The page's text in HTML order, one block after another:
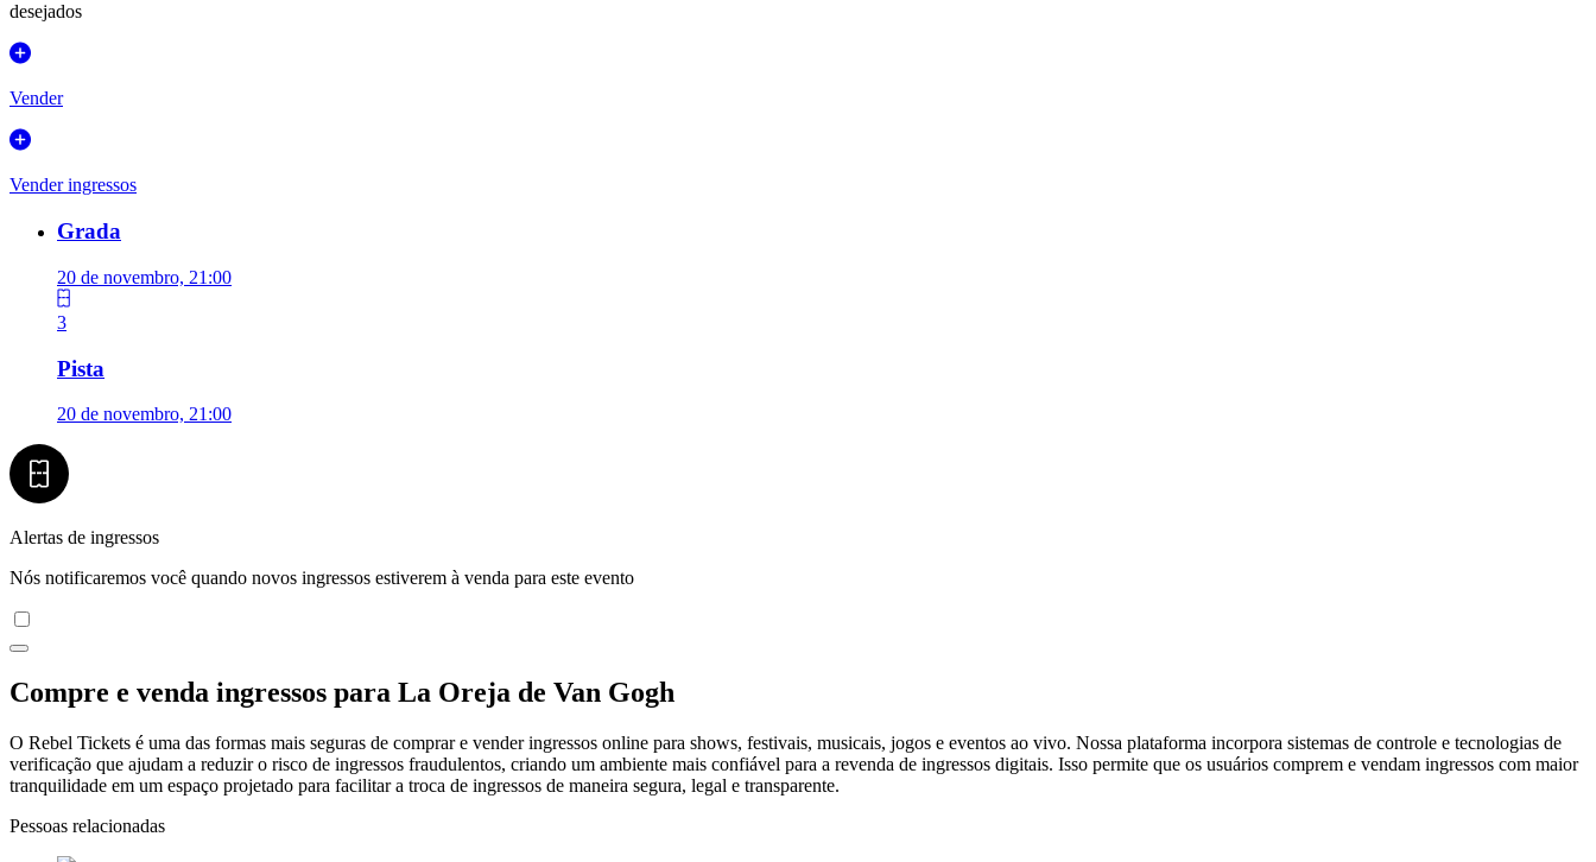
desejados
Vender
Vender ingressos
Grada
20 de novembro, 21:00
3
Pista
20 de novembro, 21:00
Alertas de ingressos
Nós notificaremos você quando novos ingressos estiverem à venda para este evento
Compre e venda ingressos para La Oreja de Van Gogh
O Rebel Tickets é uma das formas mais seguras de comprar e vender ingressos online para shows, festivais, musicais, jogos e eventos ao vivo. Nossa plataforma incorpora sistemas de controle e tecnologias de
verificação que ajudam a reduzir o risco de ingressos fraudulentos, criando um ambiente mais confiável para a revenda de ingressos digitais. Isso permite que os usuários comprem e vendam ingressos com maior
tranquilidade em um espaço projetado para facilitar a troca de ingressos de maneira segura, legal e transparente.
Pessoas relacionadas